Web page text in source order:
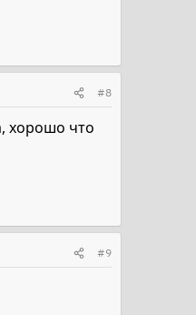
#8
хорошо что
#9